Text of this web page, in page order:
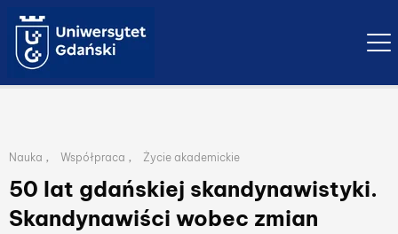
50 lat gdańskiej skandynawistyki.
Skandynawiści wobec zmian
Lista przynależnych kategorii publikacji
Nauka , Współpraca , Życie akademickie